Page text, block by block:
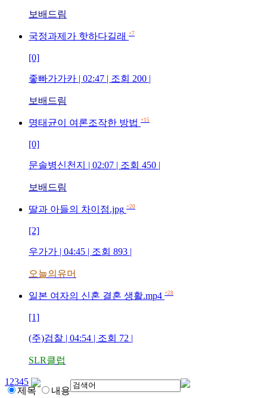
보배드림
국정과제가 핫하다길래 +7
[0]
좋빠가가카 | 02:47 | 조회 200 |
보배드림
명태균이 여론조작한 방법 +15
[0]
문솔병신천지 | 02:07 | 조회 450 |
보배드림
딸과 아들의 차이점.jpg +20
[2]
우가가 | 04:45 | 조회 893 |
오늘의유머
일본 여자의 신혼 결혼 생활.mp4 +28
[1]
(주)검찰 | 04:54 | 조회 72 |
SLR클럽
1 2345
제목
내용